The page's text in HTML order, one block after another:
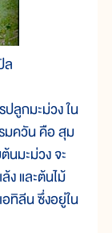
ล
ลูกมะม่วง ใน
มควัน คือ สุม
นมะม่วง จะ
ง และต้นไม้
อทิลีน ซึ่งอยู่ใน